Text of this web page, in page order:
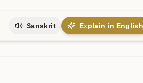
Sanskrit Explain in English